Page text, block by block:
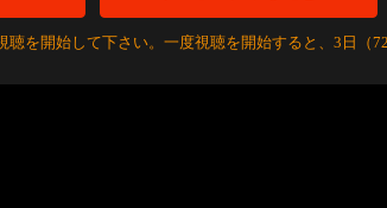
聴を開始して下さい。一度視聴を開始すると、3日（